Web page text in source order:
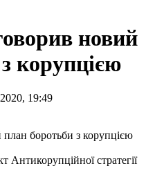
новий
корупцією
19:49
Антикорупційної стратегії